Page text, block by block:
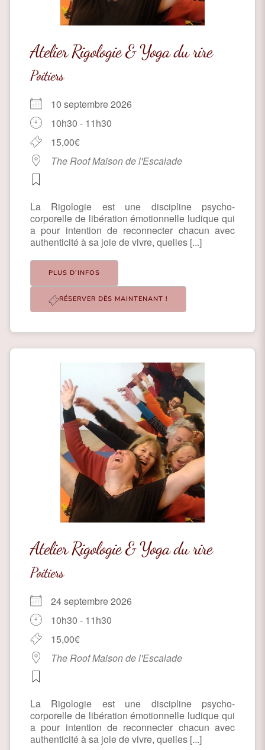
Atelier Rigologie & Yoga du rire
Poitiers
10 septembre 2026
10h30 - 11h30
15,00€
The Roof Maison de l'Escalade
La Rigologie est une discipline psycho-
corporelle de libération émotionnelle ludique qui
a pour intention de reconnecter chacun avec
authenticité à sa joie de vivre, quelles [...]
PLUS D’INFOS
RÉSERVER DÈS MAINTENANT !
Atelier Rigologie & Yoga du rire
Poitiers
24 septembre 2026
10h30 - 11h30
15,00€
The Roof Maison de l'Escalade
La Rigologie est une discipline psycho-
corporelle de libération émotionnelle ludique qui
a pour intention de reconnecter chacun avec
authenticité à sa joie de vivre, quelles [...]